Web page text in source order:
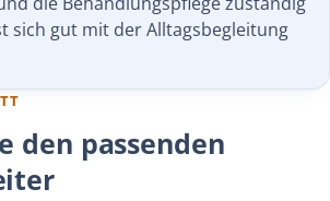
sich gut mit der Alltagsbegleitung
den passenden